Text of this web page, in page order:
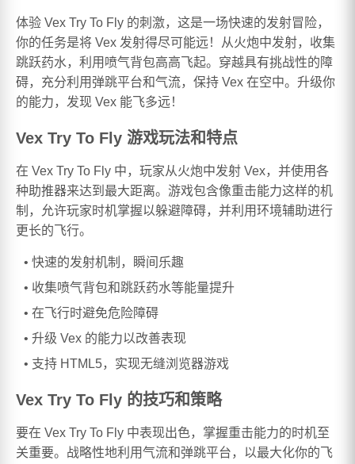
体验 Vex Try To Fly 的刺激，这是一场快速的发射冒险，
你的任务是将 Vex 发射得尽可能远！从火炮中发射，收集
跳跃药水，利用喷气背包高高飞起。穿越具有挑战性的障
碍，充分利用弹跳平台和气流，保持 Vex 在空中。升级你
的能力，发现 Vex 能飞多远！
Vex Try To Fly 游戏玩法和特点
在 Vex Try To Fly 中，玩家从火炮中发射 Vex，并使用各
种助推器来达到最大距离。游戏包含像重击能力这样的机
制，允许玩家时机掌握以躲避障碍，并利用环境辅助进行
更长的飞行。
快速的发射机制，瞬间乐趣
收集喷气背包和跳跃药水等能量提升
在飞行时避免危险障碍
升级 Vex 的能力以改善表现
支持 HTML5，实现无缝浏览器游戏
Vex Try To Fly 的技巧和策略
要在 Vex Try To Fly 中表现出色，掌握重击能力的时机至
关重要。战略性地利用气流和弹跳平台，以最大化你的飞